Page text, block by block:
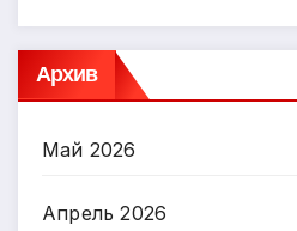
Архив
Май 2026
Апрель 2026